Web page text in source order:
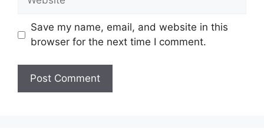
Save my name, email, and website in this
browser for the next time I comment.